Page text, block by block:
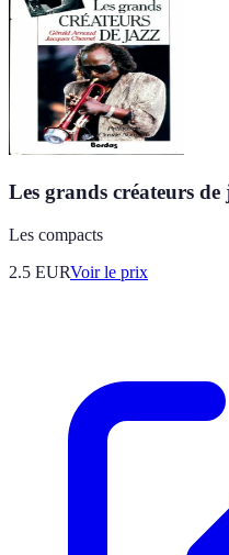
Les grands créateurs
Les compacts
2.5 EURVoir le prix